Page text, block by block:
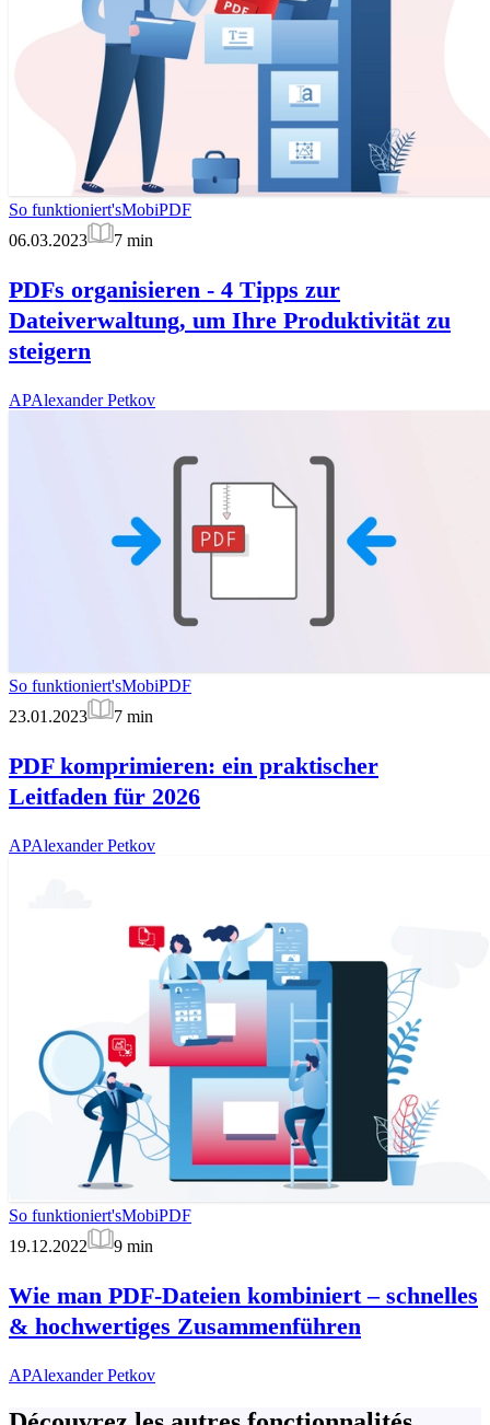
So funktioniert'sMobiPDF
06.03.2023
7 min
PDFs organisieren - 4 Tipps zur
Dateiverwaltung, um Ihre Produktivität zu
steigern
APAlexander Petkov
So funktioniert'sMobiPDF
23.01.2023
7 min
PDF komprimieren: ein praktischer
Leitfaden für 2026
APAlexander Petkov
So funktioniert'sMobiPDF
19.12.2022
9 min
Wie man PDF-Dateien kombiniert – schnelles
& hochwertiges Zusammenführen
APAlexander Petkov